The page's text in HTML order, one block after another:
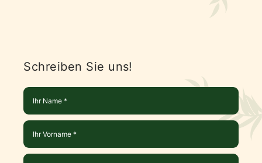
Schreiben Sie uns!